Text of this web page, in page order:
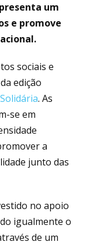
um
e promove
sociais e
edição
. As
se em
a
junto das
no apoio
igualmente o
de um